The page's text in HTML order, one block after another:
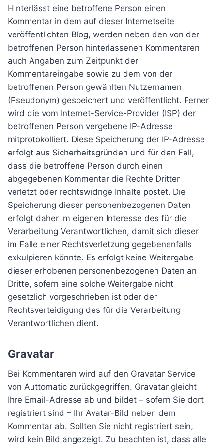
Hinterlässt eine betroffene Person einen
Kommentar in dem auf dieser Internetseite
veröffentlichten Blog, werden neben den von der
betroffenen Person hinterlassenen Kommentaren
auch Angaben zum Zeitpunkt der
Kommentareingabe sowie zu dem von der
betroffenen Person gewählten Nutzernamen
(Pseudonym) gespeichert und veröffentlicht. Ferner
wird die vom Internet-Service-Provider (ISP) der
betroffenen Person vergebene IP-Adresse
mitprotokolliert. Diese Speicherung der IP-Adresse
erfolgt aus Sicherheitsgründen und für den Fall,
dass die betroffene Person durch einen
abgegebenen Kommentar die Rechte Dritter
verletzt oder rechtswidrige Inhalte postet. Die
Speicherung dieser personenbezogenen Daten
erfolgt daher im eigenen Interesse des für die
Verarbeitung Verantwortlichen, damit sich dieser
im Falle einer Rechtsverletzung gegebenenfalls
exkulpieren könnte. Es erfolgt keine Weitergabe
dieser erhobenen personenbezogenen Daten an
Dritte, sofern eine solche Weitergabe nicht
gesetzlich vorgeschrieben ist oder der
Rechtsverteidigung des für die Verarbeitung
Verantwortlichen dient.
Gravatar
Bei Kommentaren wird auf den Gravatar Service
von Auttomatic zurückgegriffen. Gravatar gleicht
Ihre Email-Adresse ab und bildet – sofern Sie dort
registriert sind – Ihr Avatar-Bild neben dem
Kommentar ab. Sollten Sie nicht registriert sein,
wird kein Bild angezeigt. Zu beachten ist, dass alle